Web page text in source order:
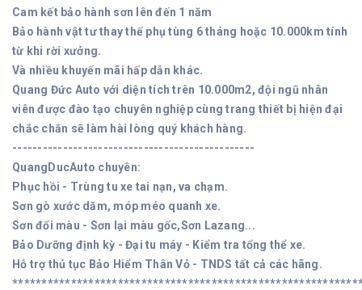
Cam kết bảo hành sơn lên đến 1 năm
Bảo hành vật tư thay thế phụ tùng 6 tháng hoặc 10.000km tính
từ khi rời xưởng.
Và nhiều khuyến mãi hấp dẫn khác.
Quang Đức Auto với diện tích trên 10.000m2, đội ngũ nhân
viên được đào tạo chuyên nghiệp cùng trang thiết bị hiện đại
chắc chắn sẽ làm hài lòng quý khách hàng.
------------------------------------------------
QuangDucAuto chuyên:
Phục hồi - Trùng tu xe tai nạn, va chạm.
Sơn gò xước dăm, móp méo quanh xe.
Sơn đổi màu - Sơn lại màu gốc,Sơn Lazang...
Bảo Dưỡng định kỳ - Đại tu máy - Kiểm tra tổng thể xe.
Hỗ trợ thủ tục Bảo Hiểm Thân Vỏ - TNDS tất cả các hãng.